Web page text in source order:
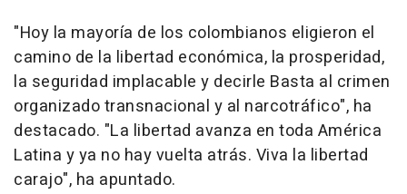
"Hoy la mayoría de los colombianos eligieron el
camino de la libertad económica, la prosperidad,
la seguridad implacable y decirle Basta al crimen
organizado transnacional y al narcotráfico", ha
destacado. "La libertad avanza en toda América
Latina y ya no hay vuelta atrás. Viva la libertad
carajo", ha apuntado.